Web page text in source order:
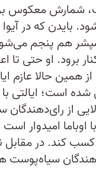
شمارش معکوس
بایدن که در
هم پنجم
برود. او حتی تا
همین حالا عازم
شده است؛ ایالتی
از
اوباما امیدوار
کند. در
سیاه‌پوست